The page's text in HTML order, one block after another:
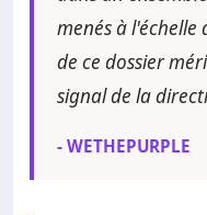
menés à l'échelle
de ce dossier
signal de la
- WETHEPURPLE